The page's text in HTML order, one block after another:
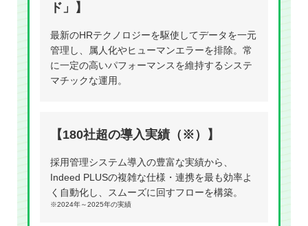
ド」】
最新のHRテクノロジーを駆使してデータを一元
管理し、属人化やヒューマンエラーを排除。常
に一定の高いパフォーマンスを維持するシステ
マチックな運用。
【180社超の導入実績（※）】
採用管理システム導入の豊富な実績から、
Indeed PLUSの複雑な仕様・連携を最も効率よ
く自動化し、スムーズに回すフローを構築。
※2024年～2025年の実績